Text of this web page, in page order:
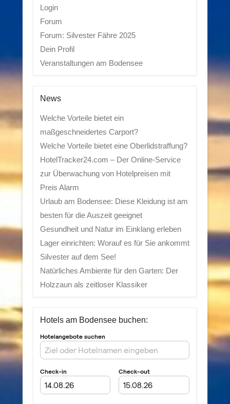
Login
Forum
Forum: Silvester Fähre 2025
Dein Profil
Veranstaltungen am Bodensee
News
Welche Vorteile bietet ein
maßgeschneidertes Carport?
Welche Vorteile bietet eine Oberlidstraffung?
HotelTracker24.com – Der Online-Service
zur Überwachung von Hotelpreisen mit
Preis Alarm
Urlaub am Bodensee: Diese Kleidung ist am
besten für die Auszeit geeignet
Gesundheit und Natur im Einklang erleben
Lager einrichten: Worauf es für Sie ankommt
Silvester auf dem See!
Natürliches Ambiente für den Garten: Der
Holzzaun als zeitloser Klassiker
Hotels am Bodensee buchen: